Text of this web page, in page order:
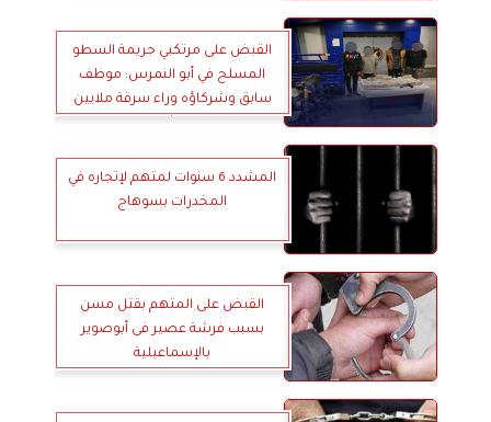
القبض على مرتكبي جريمة السطو
المسلح في أبو النمرس: موظف
سابق وشركاؤه وراء سرقة ملايين
المشدد 6 سنوات لمتهم لإتجاره في
المخدرات بسوهاج
القبض على المتهم بقتل مسن
بسبب فرشة عصير فى أبوصوير
بالإسماعيلية